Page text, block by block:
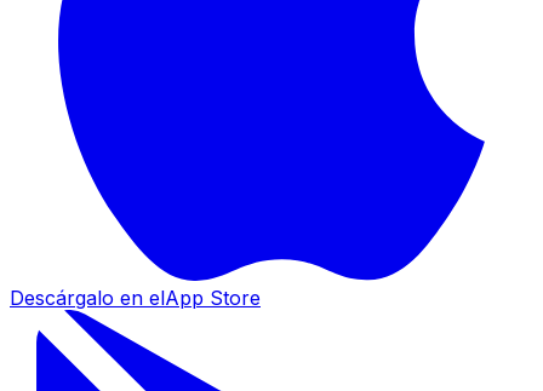
Descárgalo en elApp Store